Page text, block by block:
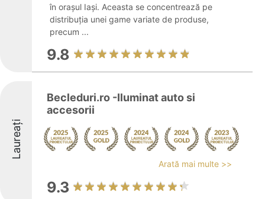
în orașul Iași. Aceasta se concentrează pe
distribuția unei game variate de produse,
precum ...
9.8
Laureați
Becleduri.ro -Iluminat auto si
accesorii
Arată mai multe >>
9.3